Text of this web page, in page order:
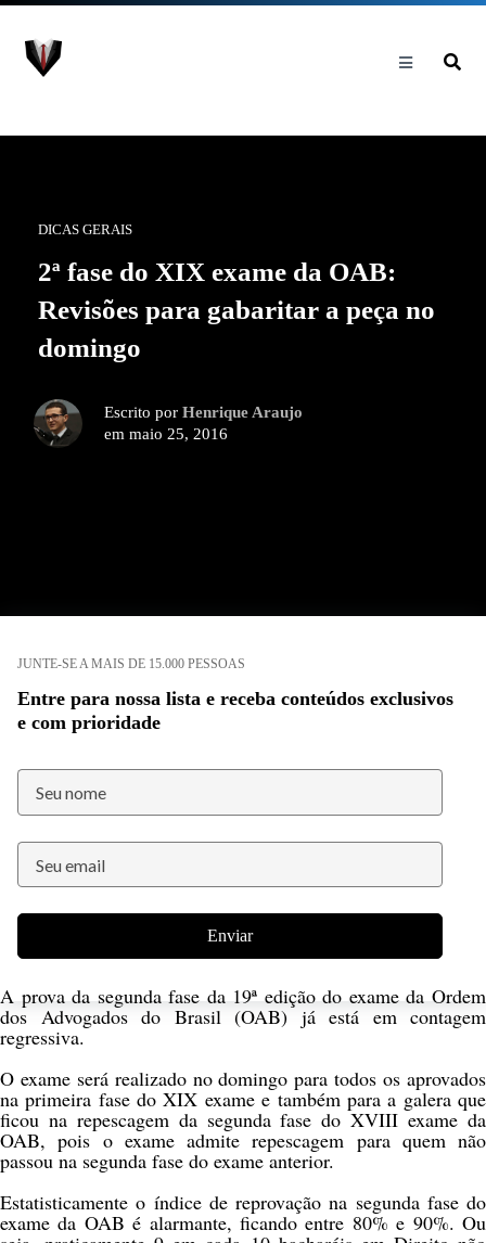
DICAS GERAIS
2ª fase do XIX exame da OAB:
Revisões para gabaritar a peça no
domingo
Escrito por Henrique Araujo
em maio 25, 2016
JUNTE-SE A MAIS DE 15.000 PESSOAS
Entre para nossa lista e receba conteúdos exclusivos
e com prioridade
Enviar
A prova da segunda fase da 19ª edição do exame da Ordem
dos Advogados do Brasil (OAB) já está em contagem
regressiva.
O exame será realizado no domingo para todos os aprovados
na primeira fase do XIX exame e também para a galera que
ficou na repescagem da segunda fase do XVIII exame da
OAB, pois o exame admite repescagem para quem não
passou na segunda fase do exame anterior.
Estatisticamente o índice de reprovação na segunda fase do
exame da OAB é alarmante, ficando entre 80% e 90%. Ou